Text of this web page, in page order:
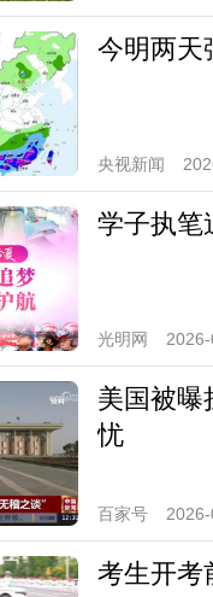
今明两天
央视新闻
学子执笔
光明网
美国被曝
忧
百家号
考生开考